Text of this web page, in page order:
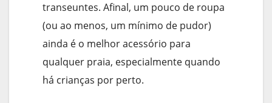
transeuntes. Afinal, um pouco de roupa
(ou ao menos, um mínimo de pudor)
ainda é o melhor acessório para
qualquer praia, especialmente quando
há crianças por perto.